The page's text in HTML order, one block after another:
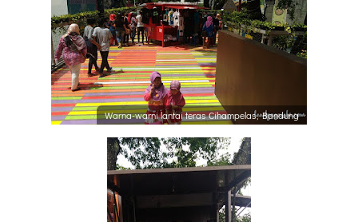
Warna-warni lantai teras Cihampelas, Bandung